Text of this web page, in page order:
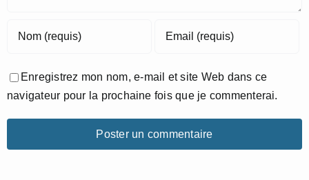
Enregistrez mon nom, e-mail et site Web dans ce
navigateur pour la prochaine fois que je commenterai.